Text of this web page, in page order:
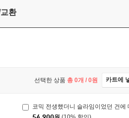
환
선택한 상품 총 0개 / 0원 카트에
코믹 전생했더니 슬라임이었던 건에